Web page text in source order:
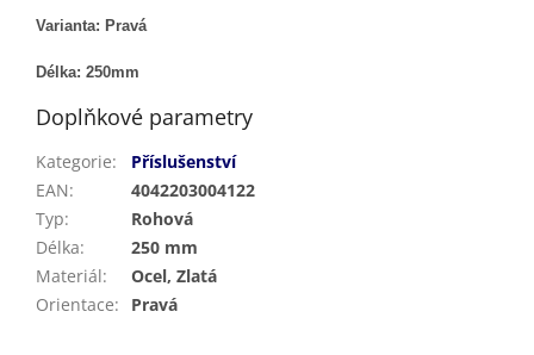
Varianta: Pravá
Délka: 250mm
Doplňkové parametry
Kategorie:
Příslušenství
EAN:
4042203004122
Typ:
Rohová
Délka:
250 mm
Materiál:
Ocel, Zlatá
Orientace: Pravá